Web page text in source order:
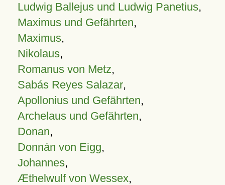
Ludwig Ballejus und Ludwig Panetius,
Maximus und Gefährten,
Maximus,
Nikolaus,
Romanus von Metz,
Sabás Reyes Salazar,
Apollonius und Gefährten,
Archelaus und Gefährten,
Donan,
Donnán von Eigg,
Johannes,
Æthelwulf von Wessex,